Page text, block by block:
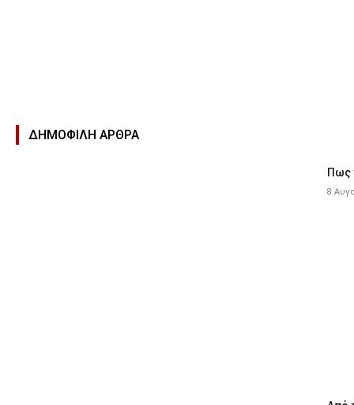
ΔΗΜΟΦΙΛΉ ΑΡΘΡΑ
Πως
8